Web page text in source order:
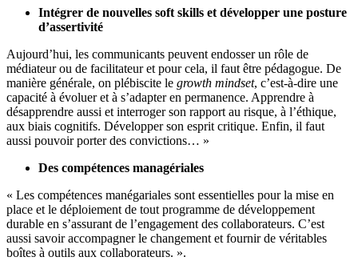
Intégrer de nouvelles soft skills et développer une posture
d’assertivité
Aujourd’hui, les communicants peuvent endosser un rôle de
médiateur ou de facilitateur et pour cela, il faut être pédagogue. De
manière générale, on plébiscite le growth mindset, c’est-à-dire une
capacité à évoluer et à s’adapter en permanence. Apprendre à
désapprendre aussi et interroger son rapport au risque, à l’éthique,
aux biais cognitifs. Développer son esprit critique. Enfin, il faut
aussi pouvoir porter des convictions… »
Des compétences managériales
« Les compétences manégariales sont essentielles pour la mise en
place et le déploiement de tout programme de développement
durable en s’assurant de l’engagement des collaborateurs. C’est
aussi savoir accompagner le changement et fournir de véritables
boîtes à outils aux collaborateurs. ».